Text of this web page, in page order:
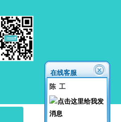
在线客服
陈 工